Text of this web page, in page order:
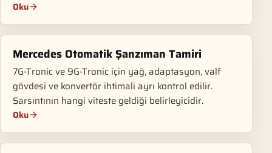
Oku
Mercedes Otomatik Şanzıman Tamiri
7G-Tronic ve 9G-Tronic için yağ, adaptasyon, valf
gövdesi ve konvertör ihtimali ayrı kontrol edilir.
Sarsıntının hangi viteste geldiği belirleyicidir.
Oku